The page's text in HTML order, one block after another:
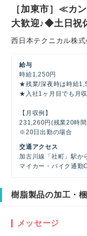
［加東市］≪カ
大歓迎♪◆土日祝
西日本テクニカル株
給与
時給1,250円
★残業/深夜時は時給
★入社1ヶ月目でも月
【月収例】
231,260円(残業20時
※20日出勤の場合
交通アクセス
加古川線「社町」駅か
マイカー・バイク通
樹脂製品の加工・
メッセージ